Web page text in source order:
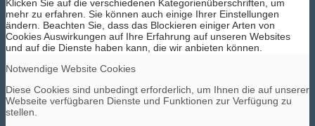
Mitgliedschaft
Klicken Sie auf die verschiedenen Kategorienüberschriften, um
mehr zu erfahren. Sie können auch einige Ihrer Einstellungen
ändern. Beachten Sie, dass das Blockieren einiger Arten von
Cookies Auswirkungen auf Ihre Erfahrung auf unseren Websites
und auf die Dienste haben kann, die wir anbieten können.
Notwendige Website Cookies
Diese Cookies sind unbedingt erforderlich, um Ihnen die auf unserer
Webseite verfügbaren Dienste und Funktionen zur Verfügung zu
stellen.